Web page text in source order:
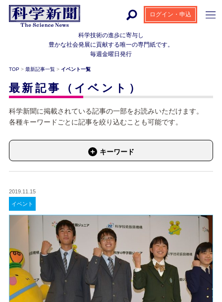
科学技術の進歩に寄与し
豊かな社会発展に貢献する唯一の専門紙です。
毎週金曜日発行
ログイン・申込
TOP > 最新記事一覧 > イベント一覧
最新記事（イベント）
科学新聞に掲載されている記事の一部をお読みいただけます。
各種キーワードごとに記事を絞り込むことも可能です。
キーワード
2019.11.15
イベント